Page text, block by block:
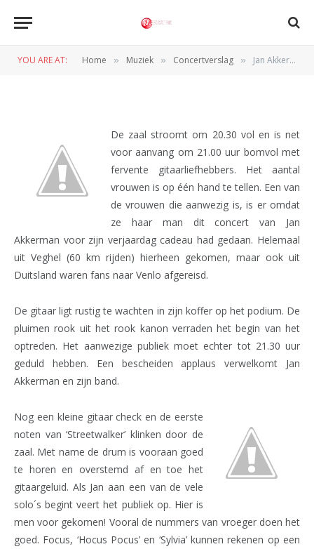
YOU ARE AT: Home » Muziek » Concertverslag » Jan Akkerman (Perron 55, 26-11-2010)
Jan Akkerman (Perron 55, 26-
De zaal stroomt om 20.30 vol en is net
voor aanvang om 21.00 uur bomvol met
fervente gitaarliefhebbers. Het aantal
vrouwen is op één hand te tellen. Een van
de vrouwen die aanwezig is, is er omdat
ze haar man dit concert van Jan
Akkerman voor zijn verjaardag cadeau had gedaan. Helemaal
uit Veghel (60 km rijden) hierheen gekomen, maar ook uit
Duitsland waren fans naar Venlo afgereisd.
De gitaar ligt rustig te wachten in zijn koffer op het podium. De
pluimen rook uit het rook kanon verraden het begin van het
optreden. Het aanwezige publiek moet echter tot 21.30 uur
geduld hebben. Een bescheiden applaus verwelkomt Jan
Akkerman en zijn band.
Nog een kleine gitaar check en de eerste
noten van ‘Streetwalker’ klinken door de
zaal. Met name de drum is vooraan goed
te horen en overstemd af en toe het
gitaargeluid. Als Jan aan een van de vele
solo´s begint veert het publiek op. Hier is
men voor gekomen! Vooral de nummers van vroeger doen het
goed. Focus, ‘Hocus Pocus’ en ‘Sylvia’ kunnen rekenen op een